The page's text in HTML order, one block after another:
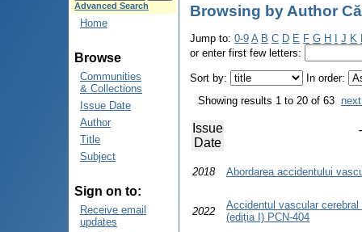
Advanced Search
Home
Browse
Communities
& Collections
Issue Date
Author
Title
Subject
Sign on to:
Receive email
updates
Browsing by Author
Jump to: 0-9 A B C D E F G H J K
or enter first few letters:
Sort by:
In order:
Showing results 1 to 20 of 63
Issue
Date
2018 Abordarea accidentului
2022
Accidentul vascular
(ediția I) PCN-404